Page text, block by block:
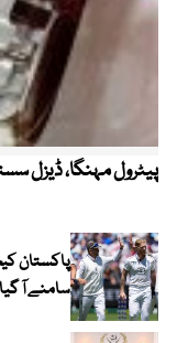
پیٹرول مہنگا، ڈیزل
سامنے آ گیا